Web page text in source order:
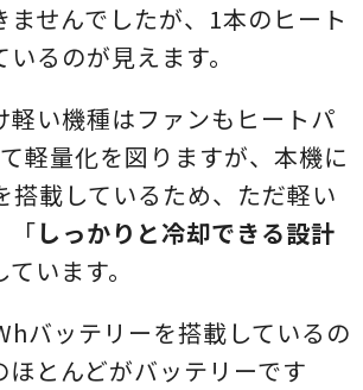
ませんでしたが、1本のヒート
るのが見えます。
軽い機種はファンもヒートパ
軽量化を図りますが、本機に
搭載しているため、ただ軽い
「しっかりと冷却できる設計
ています。
バッテリーを搭載しているの
ほとんどがバッテリーです